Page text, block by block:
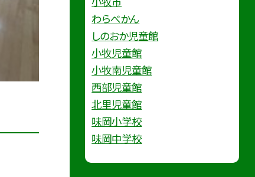
わらべかん
しのおか児童館
小牧児童館
小牧南児童館
西部児童館
北里児童館
味岡小学校
味岡中学校